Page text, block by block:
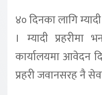
४० दिनका लागि
। म्यादी प्रहरीमा
कार्यालयमा आवेदन
प्रहरी जवानसरह नै